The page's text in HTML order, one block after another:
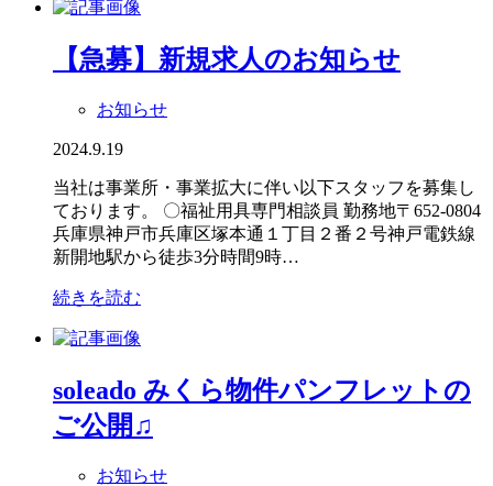
【急募】新規求人のお知らせ
お知らせ
2024.9.19
当社は事業所・事業拡大に伴い以下スタッフを募集し
ております。 〇福祉用具専門相談員 勤務地〒652-0804
兵庫県神戸市兵庫区塚本通１丁目２番２号神戸電鉄線
新開地駅から徒歩3分時間9時…
続きを読む
soleado みくら物件パンフレットの
ご公開♫
お知らせ